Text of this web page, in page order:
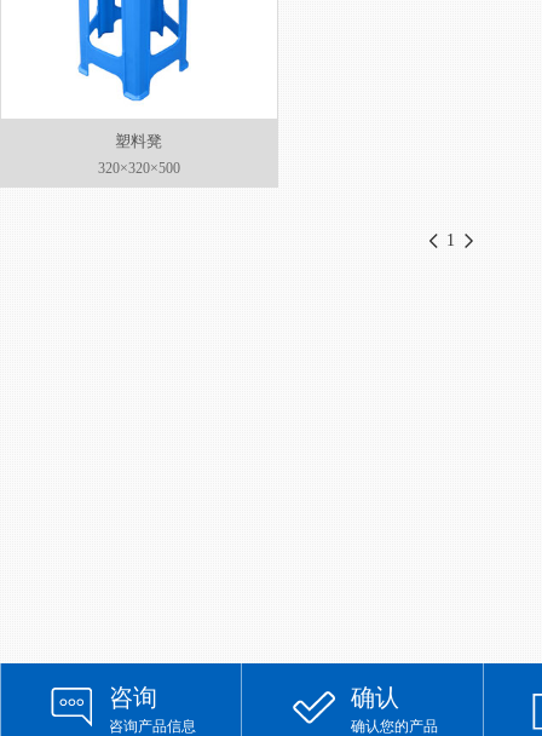
塑料凳
320×320×500
1
咨询
咨询产品信息
确认
确认您的产品